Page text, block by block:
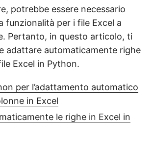
potrebbe essere necessario
funzionalità per i file Excel a
Pertanto, in questo articolo, ti
adattare automaticamente righe
Excel in Python.
per l’adattamento automatico
in Excel
le righe in Excel in